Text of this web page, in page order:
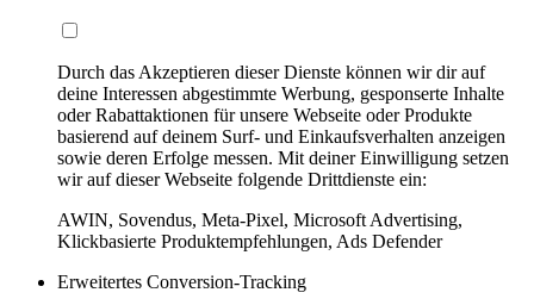
Durch das Akzeptieren dieser Dienste können wir dir auf
deine Interessen abgestimmte Werbung, gesponserte Inhalte
oder Rabattaktionen für unsere Webseite oder Produkte
basierend auf deinem Surf- und Einkaufsverhalten anzeigen
sowie deren Erfolge messen. Mit deiner Einwilligung setzen
wir auf dieser Webseite folgende Drittdienste ein:
AWIN, Sovendus, Meta-Pixel, Microsoft Advertising,
Klickbasierte Produktempfehlungen, Ads Defender
Erweitertes Conversion-Tracking